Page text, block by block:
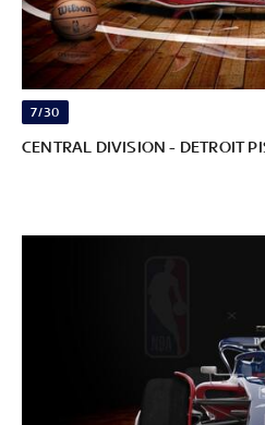
7/30
CENTRAL DIVISION - DETROIT